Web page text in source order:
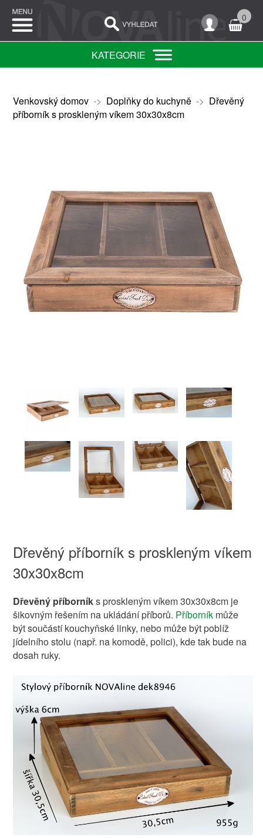
0
KATEGORIE
Venkovský domov-> Doplňky do kuchyně-> Dřevěný
příborník s proskleným víkem 30x30x8cm
Dřevěný příborník s proskleným víkem
30x30x8cm
Dřevěný příborníks proskleným víkem 30x30x8cm je
šikovným řešením na ukládání příborů. Příborníkmůže
být součástí kouchyňské linky, nebo může být poblíž
jídelního stolu (např. na komodě, polici), kde tak bude na
dosah ruky.